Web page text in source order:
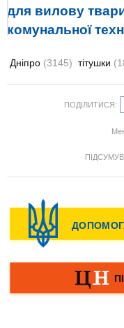
для вилову
комунальної
Дніпро (3145) тітушки
ПОДІЛИТИСЯ: